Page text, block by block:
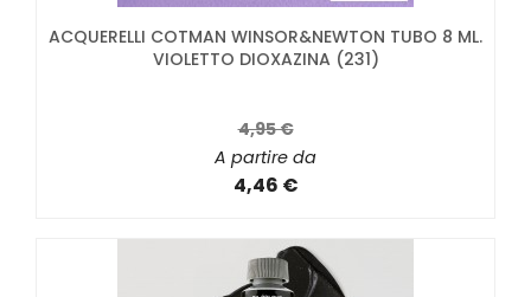
ACQUERELLI COTMAN WINSOR&NEWTON TUBO 8 ML.
VIOLETTO DIOXAZINA (231)
4,95 €
A partire da
4,46 €